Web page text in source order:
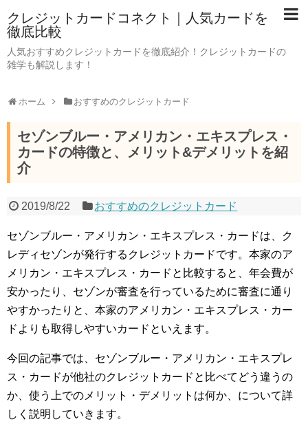
クレジットカードコネクト｜人気カードを
徹底比較
人気おすすめクレジットカードを徹底紹介！クレジットカードの
雑学も解説します！
ホーム おすすめのクレジットカード
セゾンブルー・アメリカン・エキスプレス・
カードの特徴と、メリット&デメリットを紹
介
2019/8/22 おすすめのクレジットカード
セゾンブルー・アメリカン・エキスプレス・カードは、ク
レディセゾンが発行するクレジットカードです。本家のア
メリカン・エキスプレス・カードと比較すると、年会費が
安かったり、セゾンが審査を行っているために審査に通り
やすかったりと、本家のアメリカン・エキスプレス・カー
ドよりも取得しやすいカードといえます。
今回の記事では、セゾンブルー・アメリカン・エキスプレ
ス・カードが他社のクレジットカードと比べてどう違うの
か、使う上でのメリット・デメリットは何か、について詳
しく説明していきます。